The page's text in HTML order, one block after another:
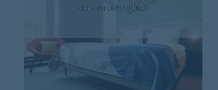
MEHR INFORMATIONEN